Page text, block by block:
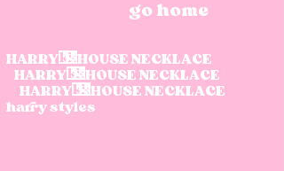
go home
HARRY'S HOUSE NECKLACE
HARRY'S HOUSE NECKLACE
HARRY'S HOUSE NECKLACE
harry styles